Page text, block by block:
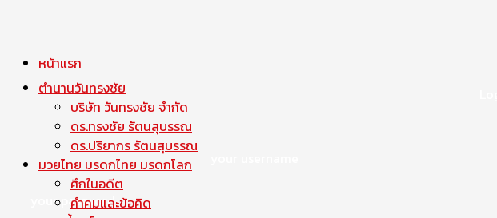
หน้าแรก
ตำนานวันทรงชัย
บริษัท วันทรงชัย จำกัด
ดร.ทรงชัย รัตนสุบรรณ
ดร.ปริยากร รัตนสุบรรณ
มวยไทย มรดกไทย มรดกโลก
ศึกในอดีต
คำคมและข้อคิด
your password